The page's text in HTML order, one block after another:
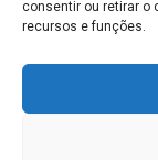
consentir ou retirar o
recursos e funções.
informativo,
interpretadas